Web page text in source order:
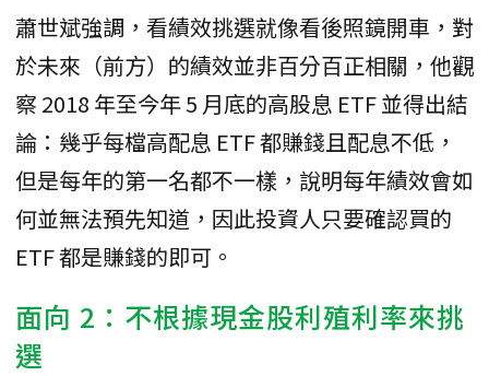
蕭世斌強調，看績效挑選就像看後照鏡開車，對
於未來（前方）的績效並非百分百正相關，他觀
察 2018 年至今年 5 月底的高股息 ETF 並得出結
論：幾乎每檔高配息 ETF 都賺錢且配息不低，
但是每年的第一名都不一樣，說明每年績效會如
何並無法預先知道，因此投資人只要確認買的
ETF 都是賺錢的即可。
面向 2：不根據現金股利殖利率來挑
選